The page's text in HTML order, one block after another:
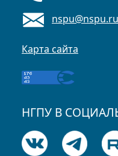
nspu@nspu.ru
Карта сайта
НГПУ В